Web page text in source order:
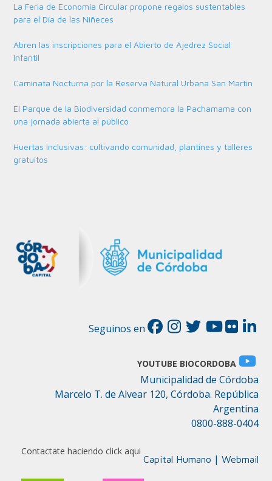
La Feria de Economía Circular propone regalos sustentables
para el Día de las Niñeces
Abren las inscripciones para el Abierto de Ajedrez Social
Infantil
Caminata Nocturna por la Reserva Natural Urbana San Martín
El Parque de la Biodiversidad conmemora la Pachamama con
una jornada abierta al público
Huertas Inclusivas: cultivando comunidad, plantines y talleres
gratuitos
Contactate haciendo click aqui
Seguinos en
YOUTUBE BIOCORDOBA
Municipalidad de Córdoba
Marcelo T. de Alvear 120, Córdoba. República
Argentina
0800-888-0404
Capital Humano | Webmail